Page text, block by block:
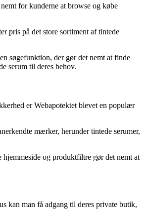
for kunderne at browse og købe
pris på det store sortiment af tintede
søgefunktion, der gør det nemt at finde
serum til deres behov.
er Webapotektet blevet en populær
mærker, herunder tintede serumer,
og produktfiltre gør det nemt at
kan man få adgang til deres private butik,